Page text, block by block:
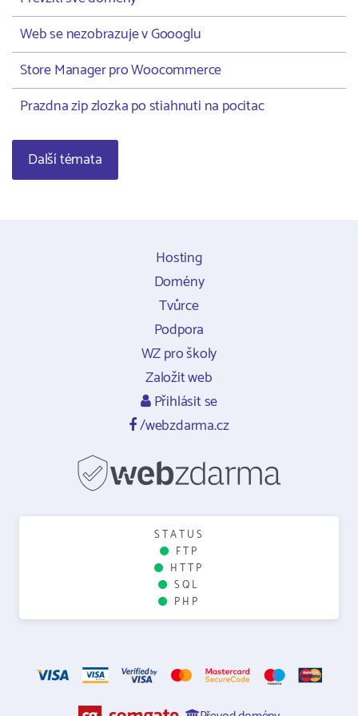
Web se nezobrazuje v Goooglu
Store Manager pro Woocommerce
Prazdna zip zlozka po stiahnuti na pocitac
Další témata
Hosting
Domény
Tvůrce
Podpora
WZ pro školy
Založit web
Přihlásit se
/webzdarma.cz
STATUS
FTP
HTTP
SQL
PHP